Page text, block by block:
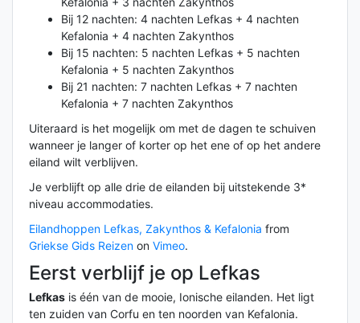
Bij 12 nachten: 4 nachten Lefkas + 4 nachten
Kefalonia + 4 nachten Zakynthos
Bij 15 nachten: 5 nachten Lefkas + 5 nachten
Kefalonia + 5 nachten Zakynthos
Bij 21 nachten: 7 nachten Lefkas + 7 nachten
Kefalonia + 7 nachten Zakynthos
Uiteraard is het mogelijk om met de dagen te schuiven
wanneer je langer of korter op het ene of op het andere
eiland wilt verblijven.
Je verblijft op alle drie de eilanden bij uitstekende 3*
niveau accommodaties.
Eilandhoppen Lefkas, Zakynthos & Kefalonia from
Griekse Gids Reizen on Vimeo.
Eerst verblijf je op Lefkas
Lefkas is één van de mooie, Ionische eilanden. Het ligt
ten zuiden van Corfu en ten noorden van Kefalonia.